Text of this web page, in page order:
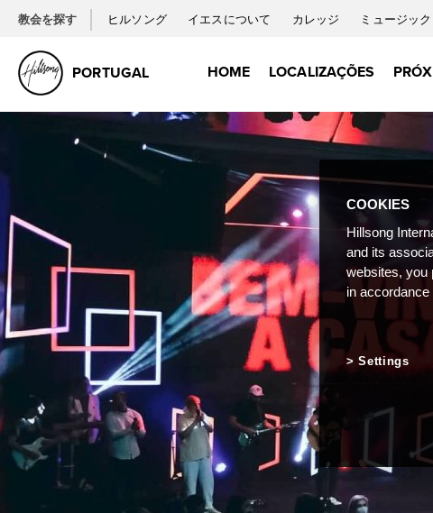
教会を探す ヒルソング イエスについて カレッジ ミュージック
PORTUGAL HOME LOCALIZAÇÕES
COOKIES
Hillsong
and its
websites, you
in
Settings